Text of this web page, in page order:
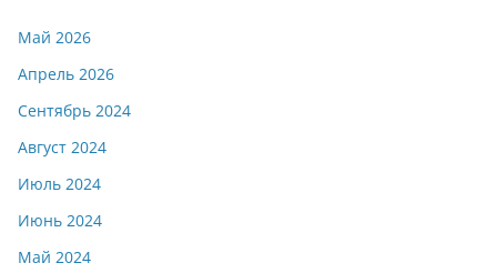
Май 2026
Апрель 2026
Сентябрь 2024
Август 2024
Июль 2024
Июнь 2024
Май 2024